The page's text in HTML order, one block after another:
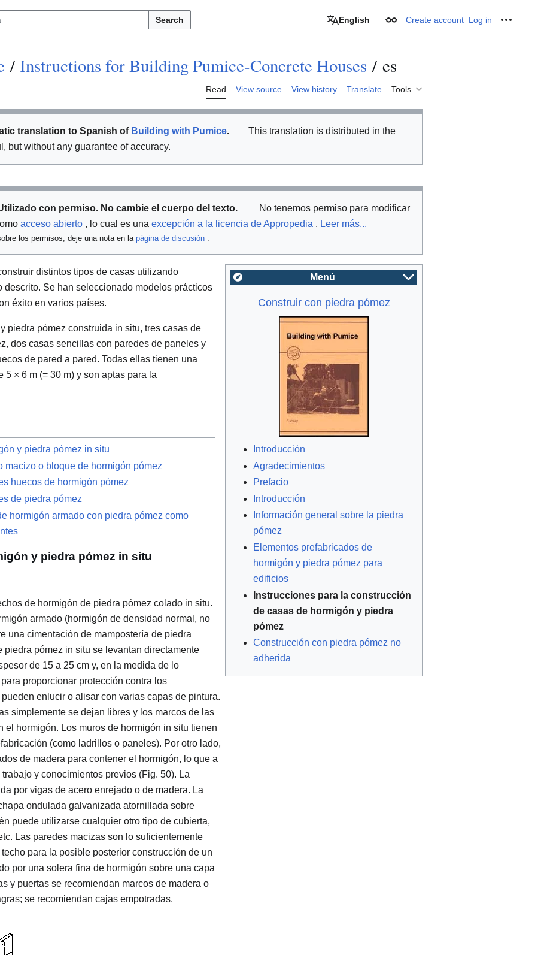
Search English Appearance
Create account Log in
/ Instructions for Building Pumice-Concrete Houses / es
Read View source View history Translate Tools
translation to Spanish of Building with Pumice.
This translation is distributed in the
but without any guarantee of accuracy.
con permiso. No cambie el cuerpo del texto.
No tenemos permiso para modificar
acceso abierto , lo cual es una excepción a la licencia de Appropedia . Leer más...
los permisos, deje una nota en la página de discusión .
Menú
Construir con piedra pómez
Introducción
Agradecimientos
Prefacio
Introducción
Información general sobre la piedra
pómez
Elementos prefabricados de
hormigón y piedra pómez para
edificios
Instrucciones para la construcción
de casas de hormigón y piedra
pómez
Construcción con piedra pómez no
adherida
distintos tipos de casas utilizando
Se han seleccionado modelos prácticos
éxito en varios países.
piedra pómez construida in situ, tres casas de
dos casas sencillas con paredes de paneles y
de pared a pared. Todas ellas tienen una
× 6 m (= 30 m) y son aptas para la
y piedra pómez in situ
macizo o bloque de hormigón pómez
huecos de hormigón pómez
de piedra pómez
hormigón armado con piedra pómez como
y piedra pómez in situ
de hormigón de piedra pómez colado in situ.
armado (hormigón de densidad normal, no
una cimentación de mampostería de piedra
piedra pómez in situ se levantan directamente
de 15 a 25 cm y, en la medida de lo
proporcionar protección contra los
enlucir o alisar con varias capas de pintura.
simplemente se dejan libres y los marcos de las
el hormigón. Los muros de hormigón in situ tienen
(como ladrillos o paneles). Por otro lado,
de madera para contener el hormigón, lo que a
y conocimientos previos (Fig. 50). La
por vigas de acero enrejado o de madera. La
ondulada galvanizada atornillada sobre
puede utilizarse cualquier otro tipo de cubierta,
Las paredes macizas son lo suficientemente
para la posible posterior construcción de un
por una solera fina de hormigón sobre una capa
y puertas se recomiendan marcos de madera o
se recomiendan cajas empotradas.